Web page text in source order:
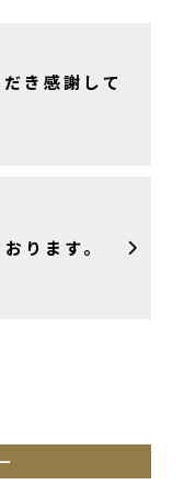
き感謝して
ります。